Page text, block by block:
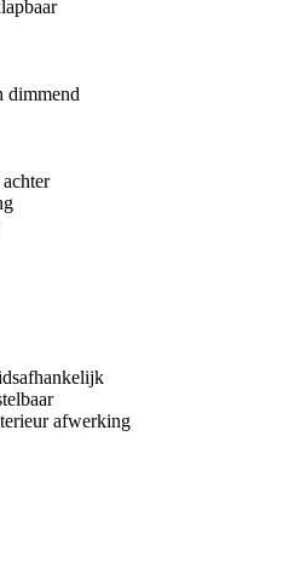
dimmend
afwerking